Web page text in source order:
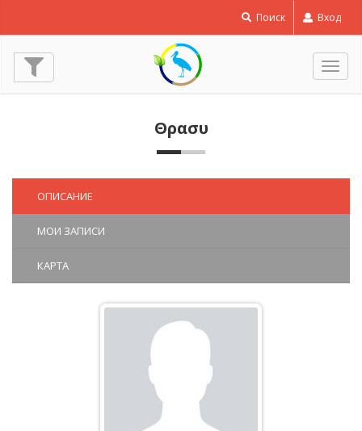
Поиск Вход
Θρασυ
ОПИСАНИЕ
МОИ ЗАПИСИ
КАРТА